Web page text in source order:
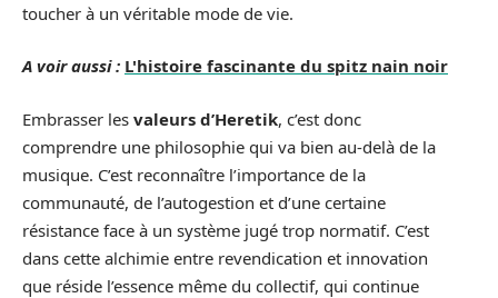
toucher à un véritable mode de vie.
A voir aussi : L'histoire fascinante du spitz nain noir
Embrasser les valeurs d’Heretik, c’est donc
comprendre une philosophie qui va bien au-delà de la
musique. C’est reconnaître l’importance de la
communauté, de l’autogestion et d’une certaine
résistance face à un système jugé trop normatif. C’est
dans cette alchimie entre revendication et innovation
que réside l’essence même du collectif, qui continue